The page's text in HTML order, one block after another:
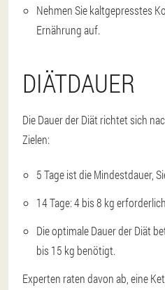
Nehmen Sie kaltgepresstes
Ernährung auf.
DIÄTDAUER
Die Dauer der Diät richtet sich
Zielen:
5 Tage ist die Mindestdauer,
14 Tage: 4 bis 8 kg
Die optimale Dauer der Diät
bis 15 kg benötigt.
Experten raten davon ab, eine